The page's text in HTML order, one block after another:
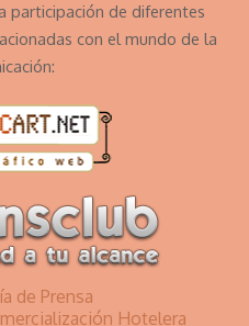
participación de diferentes
con el mundo de la